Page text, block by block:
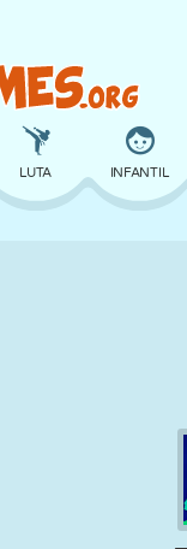
LUTA INFANTIL